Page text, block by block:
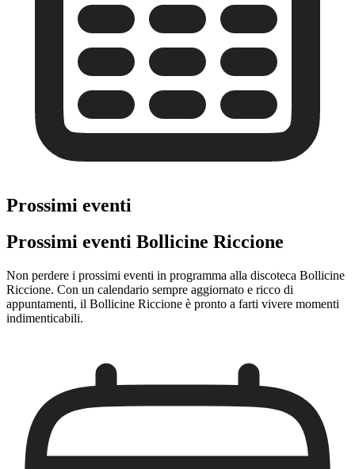
Prossimi eventi
Prossimi eventi Bollicine Riccione
Non perdere i prossimi eventi in programma alla discoteca Bollicine
Riccione. Con un calendario sempre aggiornato e ricco di
appuntamenti, il Bollicine Riccione è pronto a farti vivere momenti
indimenticabili.